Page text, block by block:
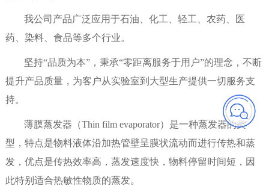
我公司产品广泛应用于石油、化工、轻工、农药、医
药、染料、食品等多个行业。
坚持“品质为本”，秉承“零距离服务于用户”的理念，不断
提升产品质量，为客户从实验室到大型生产提供一切服务支
持。
薄膜蒸发器（Thin film evaporator）是一种蒸发器的类
型，特点是物料液体沿加热管壁呈膜状流动而进行传热和蒸
发，优点是传热效率高，蒸发速度快，物料停留时间短，因
此特别适合热敏性物质的蒸发。